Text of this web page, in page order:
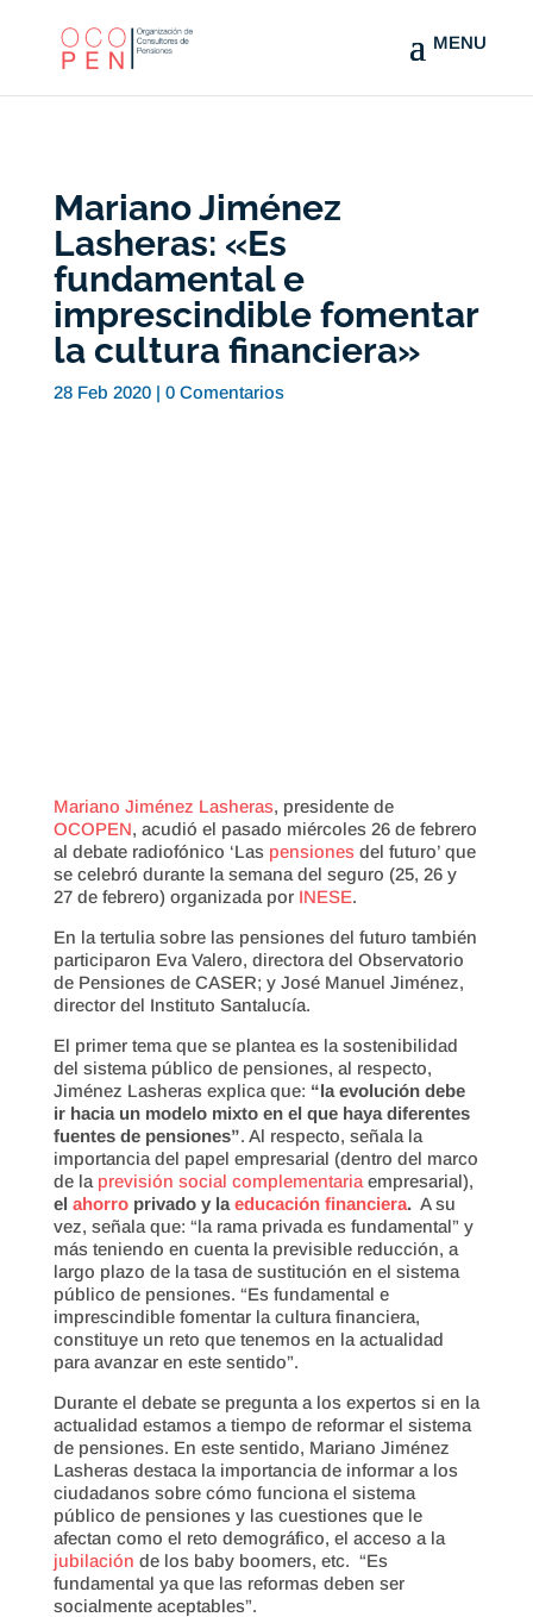
Mariano Jiménez
Lasheras: «Es
fundamental e
imprescindible fomentar
la cultura financiera»
28 Feb 2020| 0 Comentarios
Mariano Jiménez Lasheras, presidente de
OCOPEN, acudió el pasado miércoles 26 de febrero
al debate radiofónico ‘Las pensionesdel futuro’ que
se celebró durante la semana del seguro (25, 26 y
27 de febrero) organizada por INESE.
En la tertulia sobre las pensiones del futuro también
participaron Eva Valero, directora del Observatorio
de Pensiones de CASER; y José Manuel Jiménez,
director del Instituto Santalucía.
El primer tema que se plantea es la sostenibilidad
del sistema público de pensiones, al respecto,
Jiménez Lasheras explica que: “la evolución debe
ir hacia un modelo mixto en el que haya diferentes
fuentes de pensiones”. Al respecto, señala la
importancia del papel empresarial (dentro del marco
de la previsión social complementariaempresarial),
el ahorroprivado y la educación financiera.A su
vez, señala que: “la rama privada es fundamental” y
más teniendo en cuenta la previsible reducción, a
largo plazo de la tasa de sustitución en el sistema
público de pensiones. “Es fundamental e
imprescindible fomentar la cultura financiera,
constituye un reto que tenemos en la actualidad
para avanzar en este sentido”.
Durante el debate se pregunta a los expertos si en la
actualidad estamos a tiempo de reformar el sistema
de pensiones. En este sentido, Mariano Jiménez
Lasheras destaca la importancia de informar a los
ciudadanos sobre cómo funciona el sistema
público de pensiones y las cuestiones que le
afectan como el reto demográfico, el acceso a la
jubilación de los baby boomers, etc. “Es
fundamental ya que las reformas deben ser
socialmente aceptables”.